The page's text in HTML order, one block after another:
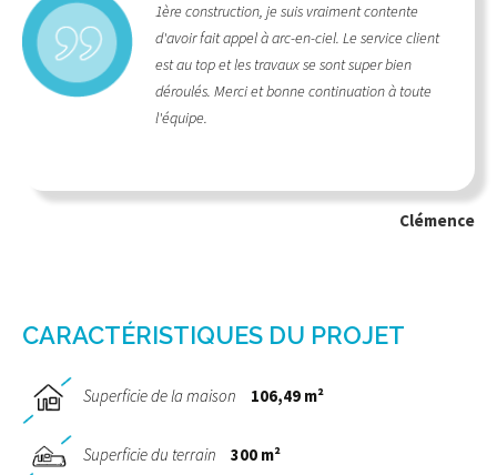
1ère construction, je suis vraiment contente
d'avoir fait appel à arc-en-ciel. Le service client
est au top et les travaux se sont super bien
déroulés. Merci et bonne continuation à toute
l'équipe.
Clémence
CARACTÉRISTIQUES DU PROJET
Superficie de la maison 106,49 m²
Superficie du terrain 300 m²